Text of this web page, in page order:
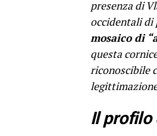
presenza di
occidentali di
mosaico di
questa
riconoscibile
Il profilo